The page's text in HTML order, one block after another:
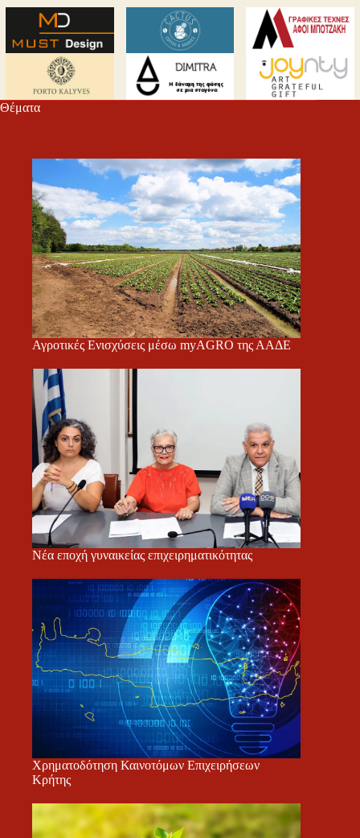
Θέματα
Αγροτικές Ενισχύσεις μέσω myAGRO της ΑΑΔΕ
Νέα εποχή γυναικείας επιχειρηματικότητας
Χρηματοδότηση Καινοτόμων Επιχειρήσεων
Κρήτης